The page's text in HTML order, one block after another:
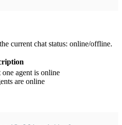
current chat status: online/offline.
one agent is online
are online